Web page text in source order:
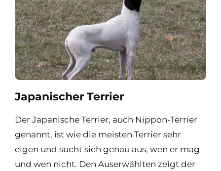
Japanischer Terrier
Der Japanische Terrier, auch Nippon-Terrier
genannt, ist wie die meisten Terrier sehr
eigen und sucht sich genau aus, wen er mag
und wen nicht. Den Auserwählten zeigt der